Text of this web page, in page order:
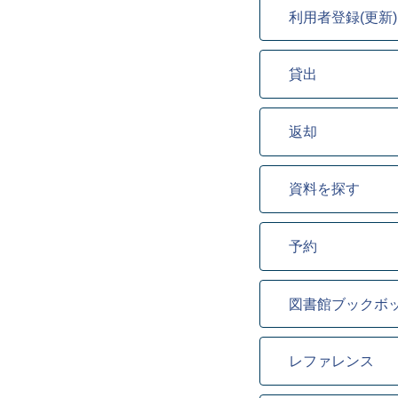
利用者登録(更新)
貸出
返却
資料を探す
予約
図書館ブックボ
レファレンス